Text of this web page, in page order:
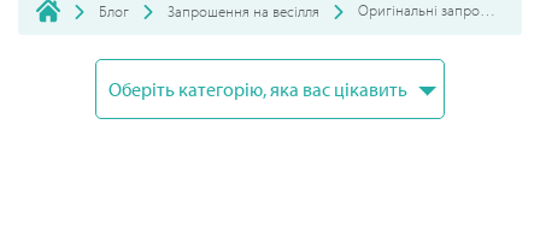
Блог Запрошення на весілля
Оберіть категорію, яка вас цікавить